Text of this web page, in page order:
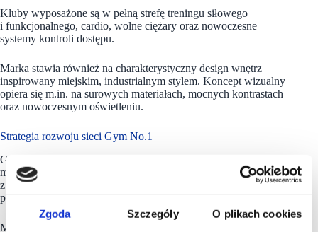
Zgoda Szczegóły O plikach cookies
Kluby wyposażone są w pełną strefę treningu siłowego
i funkcjonalnego, cardio, wolne ciężary oraz nowoczesne
systemy kontroli dostępu.
Marka stawia również na charakterystyczny design wnętrz
inspirowany miejskim, industrialnym stylem. Koncept wizualny
opiera się m.in. na surowych materiałach, mocnych kontrastach
oraz nowoczesnym oświetleniu.
Strategia rozwoju sieci Gym No.1
Gym No.1 zapowiada intensywną ekspansję w kolejnych
miesiącach. Spółka prowadzi obecnie procesy związane
z otwarciem kolejnych obiektów i analizuje nowe miasta
pod kątem rozwoju.
Model ma być rozwijany przede wszystkim w lokalizacjach